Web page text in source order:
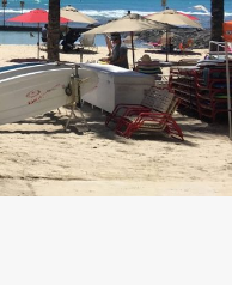
ー